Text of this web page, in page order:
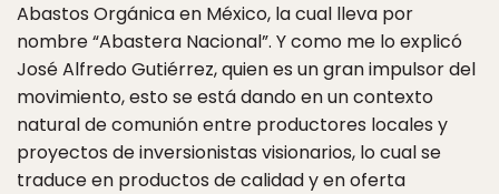
Abastos Orgánica en México, la cual lleva por
nombre “Abastera Nacional”. Y como me lo explicó
José Alfredo Gutiérrez, quien es un gran impulsor del
movimiento, esto se está dando en un contexto
natural de comunión entre productores locales y
proyectos de inversionistas visionarios, lo cual se
traduce en productos de calidad y en oferta